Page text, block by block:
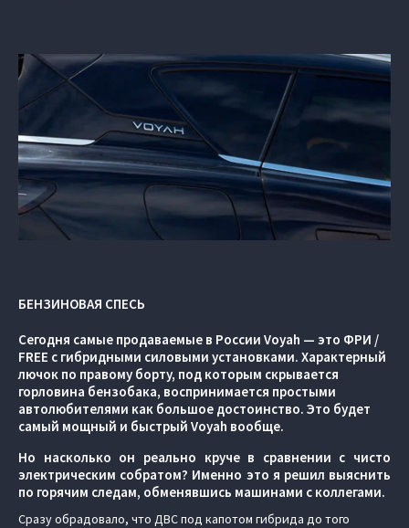
БЕНЗИНОВАЯ СПЕСЬ
Сегодня самые продаваемые в России Voyah — это ФРИ /
FREE c гибридными силовыми установками. Характерный
лючок по правому борту, под которым скрывается
горловина бензобака, воспринимается простыми
автолюбителями как большое достоинство. Это будет
самый мощный и быстрый Voyah вообще.
Но насколько он реально круче в сравнении с чисто
электрическим собратом? Именно это я решил выяснить
по горячим следам, обменявшись машинами с коллегами.
Сразу обрадовало, что ДВС под капотом гибрида до того